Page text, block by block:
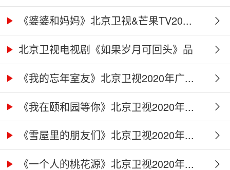
《婆婆和妈妈》北京卫视&芒果TV20...
北京卫视电视剧《如果岁月可回头》品
牌...《我的忘年室友》北京卫视2020年广...
《我在颐和园等你》北京卫视2020年...
《雪屋里的朋友们》北京卫视2020年...
《一个人的桃花源》北京卫视2020年...